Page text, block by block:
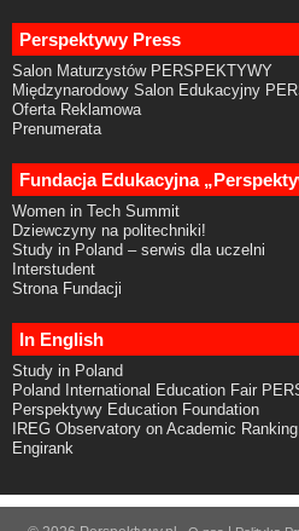
Perspektywy Press
Salon Maturzystów PERSPEKTYWY
Międzynarodowy Salon Edukacyjny
Oferta Reklamowa
Prenumerata
Fundacja Edukacyjna
Women in Tech Summit
Dziewczyny na politechniki!
Study in Poland – serwis dla uczelni
Interstudent
Strona Fundacji
In English
Study in Poland
Poland International Education Fair
Perspektywy Education Foundation
IREG Observatory on Academic Ranking
Engirank